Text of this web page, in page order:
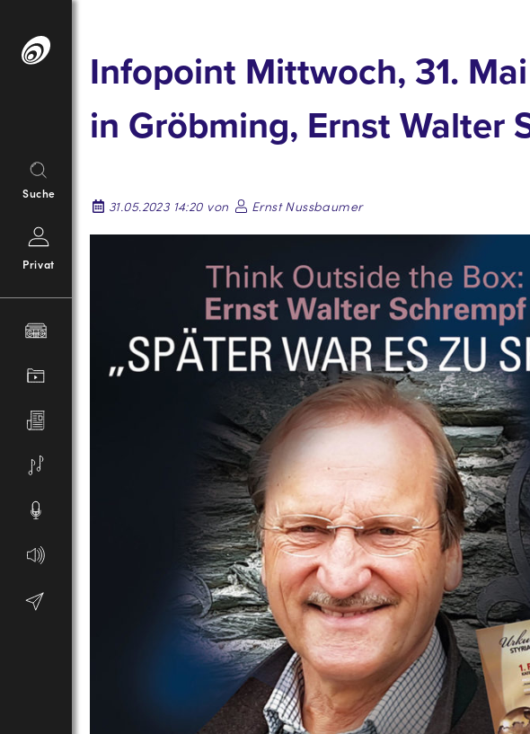
Inhalt
Suche
Privat
Infopoint Mittwoch, 31.
in Gröbming, Ernst Walter
31.05.2023 14:20 von
Ernst Nussbaumer